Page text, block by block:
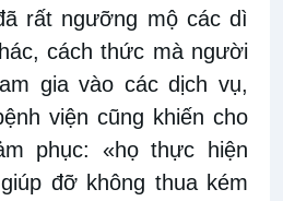
rất ngưỡng mộ các dì
cách thức mà người
gia vào các dịch vụ,
viện cũng khiến cho
phục: «họ thực hiện
đỡ không thua kém